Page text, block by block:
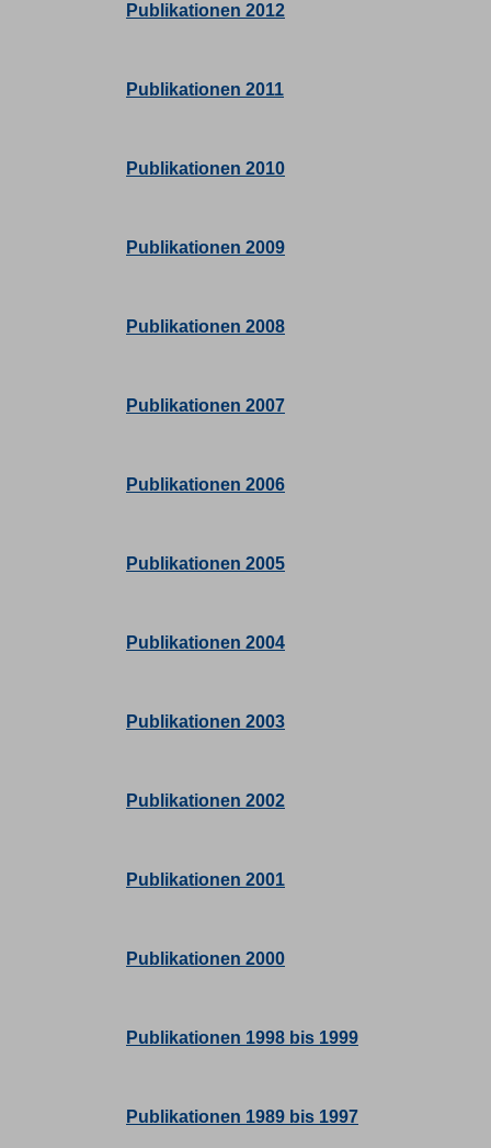
Publikationen 2012
Publikationen 2011
Publikationen 2010
Publikationen 2009
Publikationen 2008
Publikationen 2007
Publikationen 2006
Publikationen 2005
Publikationen 2004
Publikationen 2003
Publikationen 2002
Publikationen 2001
Publikationen 2000
Publikationen 1998 bis 1999
Publikationen 1989 bis 1997